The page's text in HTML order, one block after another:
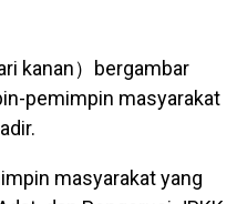
kanan）bergambar
pemimpin masyarakat
masyarakat yang